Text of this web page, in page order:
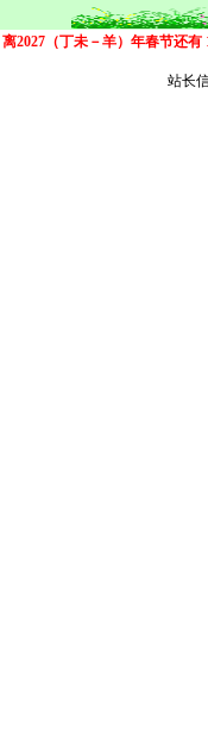
离2027（丁未－羊）年春节还有
站长